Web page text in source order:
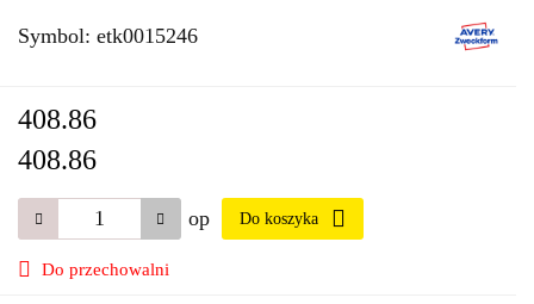
Symbol: etk0015246
408.86
408.86
op Do koszyka
Do przechowalni